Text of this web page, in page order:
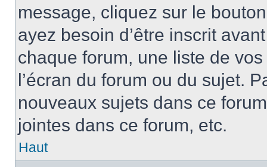
message, cliquez sur le
ayez besoin d’être inscrit
chaque forum, une liste de
l’écran du forum ou du sujet.
nouveaux sujets dans ce
jointes dans ce forum, etc.
Haut